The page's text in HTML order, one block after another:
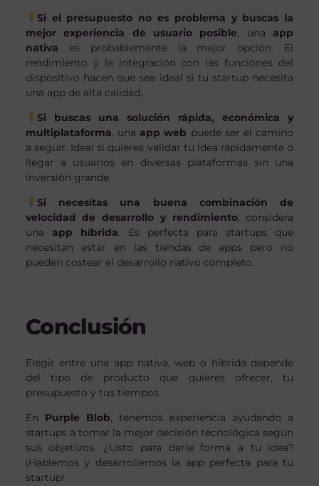
Si el presupuesto no es problema y buscas la
mejor experiencia de usuario posible, unaapp
nativa es probablemente la mejor opción. El
rendimiento y la integración con las funciones del
dispositivo hacen que sea ideal si tu startup necesita
una app de alta calidad.
Si buscas una solución rápida, económica y
multiplataforma, unaapp web puede ser el camino
a seguir. Ideal si quieres validar tu idea rápidamente o
llegar a usuarios en diversas plataformas sin una
inversión grande.
Si necesitas una buena combinación de
velocidad de desarrollo y rendimiento, considera
una app híbrida. Es perfecta para startups que
necesitan estar en las tiendas de apps pero no
pueden costear el desarrollo nativo completo.
Conclusión
Elegir entre una app nativa, web o híbrida depende
del tipo de producto que quieres ofrecer, tu
presupuesto y tus tiempos.
En Purple Blob, tenemos experiencia ayudando a
startups a tomar la mejor decisión tecnológica según
sus objetivos. ¿Listo para darle forma a tu idea?
¡Hablemos y desarrollemos la app perfecta para tu
startup!